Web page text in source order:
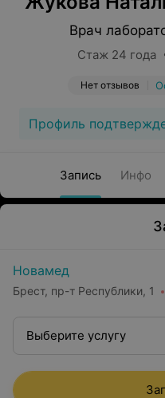
Врач
Стаж 24 года
Нет отзывов
Профиль
Запись Инфо
Новамед
Брест, пр-т Республики, 1
Выберите услугу